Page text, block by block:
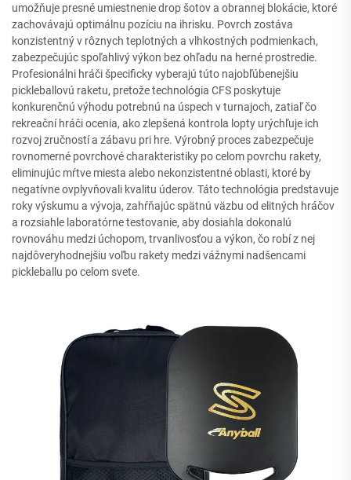
umožňuje presné umiestnenie drop šotov a obrannej blokácie, ktoré
zachovávajú optimálnu pozíciu na ihrisku. Povrch zostáva
konzistentný v rôznych teplotných a vlhkostných podmienkach,
zabezpečujúc spoľahlivý výkon bez ohľadu na herné prostredie.
Profesionálni hráči špecificky vyberajú túto najobľúbenejšiu
pickleballovú raketu, pretože technológia CFS poskytuje
konkurenčnú výhodu potrebnú na úspech v turnajoch, zatiaľ čo
rekreační hráči ocenia, ako zlepšená kontrola lopty urýchľuje ich
rozvoj zručností a zábavu pri hre. Výrobný proces zabezpečuje
rovnomerné povrchové charakteristiky po celom povrchu rakety,
eliminujúc mŕtve miesta alebo nekonzistentné oblasti, ktoré by
negatívne ovplyvňovali kvalitu úderov. Táto technológia predstavuje
roky výskumu a vývoja, zahŕňajúc spätnú väzbu od elitných hráčov
a rozsiahle laboratórne testovanie, aby dosiahla dokonalú
rovnováhu medzi úchopom, trvanlivosťou a výkon, čo robí z nej
najdôveryhodnejšiu voľbu rakety medzi vážnymi nadšencami
pickleballu po celom svete.